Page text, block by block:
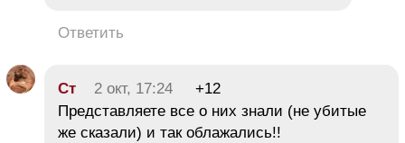
Ответить
Ст 2 окт, 17:24
+12
Представляете все о них знали (не убитые
же сказали) и так облажались!!